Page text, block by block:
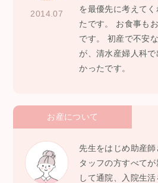
2014.07
を最優先に考えて
たです。 お食事も
です。 初産で不安
が、清水産婦人科
かったです。
お産について
先生をはじめ助産
タッフの方すべて
して通院、入院生